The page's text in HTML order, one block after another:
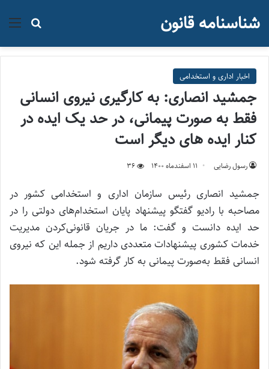
جستجو شناسنامه قانون
اخبار اداری و استخدامی
جمشید انصاری: به کارگیری نیروی انسانی
فقط به صورت پیمانی، در حد یک ایده در
کنار ایده های دیگر است
رسول رضایی ۱۱ اسفند‌ماه ۱۴۰۰ 36
جمشید انصاری رئیس سازمان اداری و استخدامی کشور در
مصاحبه با رادیو گفتگو پیشنهاد پایان استخدام‌های دولتی را در
حد ایده دانست و گفت: ما در جریان قانونی‌کردن مدیریت
خدمات کشوری پیشنهادات متعددی داریم از جمله این که نیروی
انسانی فقط به‌صورت پیمانی به کار گرفته شود.